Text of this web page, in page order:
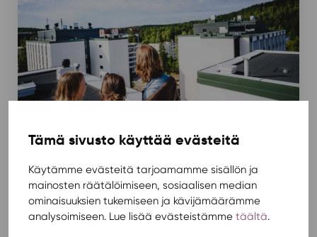
Tämä sivusto käyttää evästeitä
Käytämme evästeitä tarjoamamme sisällön ja
mainosten räätälöimiseen, sosiaalisen median
ominaisuuksien tukemiseen ja kävijämäärämme
analysoimiseen. Lue lisää evästeistämme täältä.
Rekrytoimme uutta Soihdunkantajaa:
Ajankohtaista Me Soihtulaiset / 2.10.2020
Rekrytointi-ilmoitus, julkaistu 2.10.2020 | jyy.fi
Hakuaika päättyy 18.10.2020 Talousjohtaja toimii